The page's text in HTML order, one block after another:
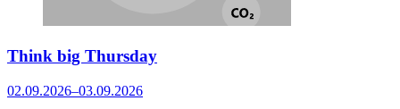
Think big Thursday
02.09.2026–03.09.2026